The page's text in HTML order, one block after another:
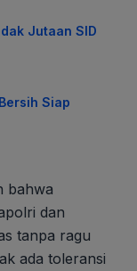
Jutaan SID
Siap
bahwa
dan
tanpa ragu
ada toleransi